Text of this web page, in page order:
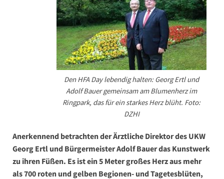
Den HFA Day lebendig halten: Georg Ertl und
Adolf Bauer gemeinsam am Blumenherz im
Ringpark, das für ein starkes Herz blüht. Foto:
DZHI
Anerkennend betrachten der Ärztliche Direktor des UKW
Georg Ertl und Bürgermeister Adolf Bauer das Kunstwerk
zu ihren Füßen. Es ist ein 5 Meter großes Herz aus mehr
als 700 roten und gelben Begionen- und Tagetesblüten,